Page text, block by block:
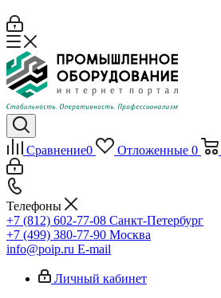
Сравнение0 Отложенные 0
Телефоны
+7 (812) 602-77-08 Санкт-Петербург
+7 (499) 380-77-90 Москва
info@poip.ru E-mail
Личный кабинет